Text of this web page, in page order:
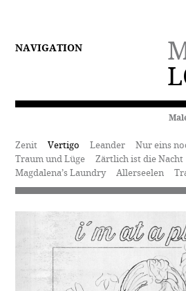
NAVIGATION
Zenit Vertigo Leander Nur eins
Traum und Lüge
Zärtlich ist die Nacht
Magdalena’s Laundry
Allerseelen